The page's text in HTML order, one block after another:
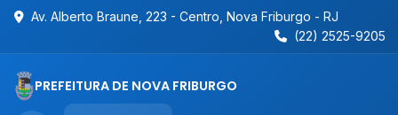
Av. Alberto Braune, 223 - Centro, Nova Friburgo - RJ
(22) 2525-9205
PREFEITURA DE NOVA FRIBURGO